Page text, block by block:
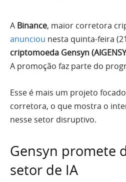
A Binance, maior corretora
anunciou nesta quinta-feira
criptomoeda Gensyn
A promoção faz parte do
Esse é mais um projeto
corretora, o que mostra o
nesse setor disruptivo.
Gensyn promete
setor de IA